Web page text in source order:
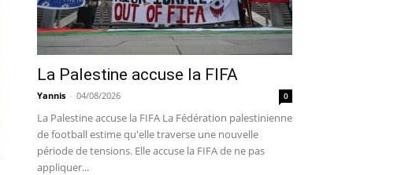
La Palestine accuse la FIFA
Yannis - 04/08/2026 0
La Palestine accuse la FIFA La Fédération palestinienne
de football estime qu'elle traverse une nouvelle
période de tensions. Elle accuse la FIFA de ne pas
appliquer...